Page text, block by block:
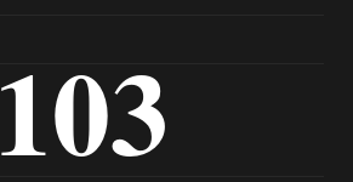
103